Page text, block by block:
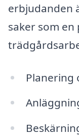
erbjudanden
saker som
Planering